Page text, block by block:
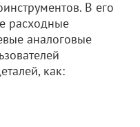
В его
расходные
аналоговые
как: